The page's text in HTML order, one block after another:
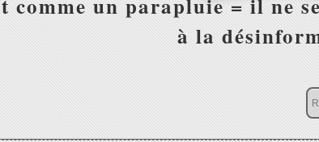
comme un parapluie = il ne
à la